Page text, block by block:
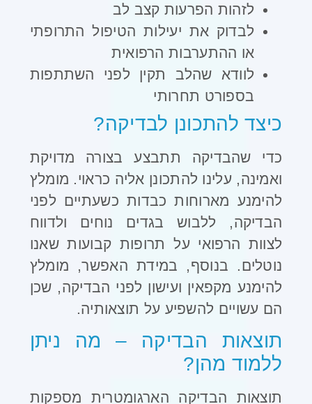
לזהות הפרעות קצב לב
לבדוק את יעילות הטיפול התרופתי
או ההתערבות הרפואית
לוודא שהלב תקין לפני השתתפות
בספורט תחרותי
כיצד להתכונן לבדיקה?
כדי שהבדיקה תתבצע בצורה מדויקת
ואמינה, עלינו להתכונן אליה כראוי. מומלץ
להימנע מארוחות כבדות כשעתיים לפני
הבדיקה, ללבוש בגדים נוחים ולדווח
לצוות הרפואי על תרופות קבועות שאנו
נוטלים. בנוסף, במידת האפשר, מומלץ
להימנע מקפאין ועישון לפני הבדיקה, שכן
הם עשויים להשפיע על תוצאותיה.
תוצאות הבדיקה – מה ניתן
ללמוד מהן?
תוצאות הבדיקה הארגומטרית מספקות